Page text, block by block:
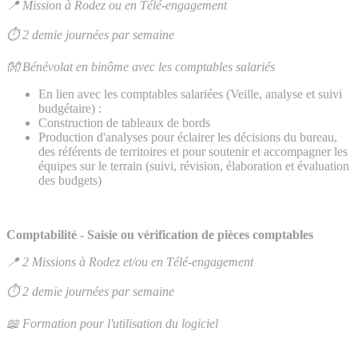
📍 Mission à Rodez ou en Télé-engagement
⏱ 2 demie journées par semaine
👐 Bénévolat en binôme avec les comptables salariés
En lien avec les comptables salariées (Veille, analyse et suivi
budgétaire) :
Construction de tableaux de bords
Production d'analyses pour éclairer les décisions du bureau,
des référents de territoires et pour soutenir et accompagner les
équipes sur le terrain (suivi, révision, élaboration et évaluation
des budgets)
Comptabilité - Saisie ou vérification de pièces comptables
📍 2 Missions à Rodez et/ou en Télé-engagement
⏱ 2 demie journées par semaine
📖 Formation pour l'utilisation du logiciel